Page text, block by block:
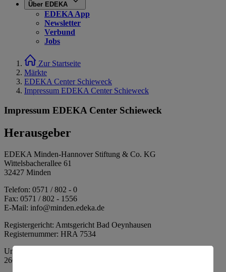
Über EDEKA
EDEKA App
Newsletter
Verbund
Jobs
Zur Startseite
Märkte
EDEKA Center Schieweck
Impressum EDEKA Center Schieweck
Impressum EDEKA Center Schieweck
Herausgeber
EDEKA Minden-Hannover Stiftung & Co. KG
Wittelsbacherallee 61
32427 Minden
Telefon: 0571 / 802 - 0
Fax: 0571 / 802 - 1556
E-Mail: info@minden.edeka.de
Registergericht: Amtsgericht Bad Oeynhausen
Registernummer: HRA 7534
Umsatzsteuer-Identifikationsnummer gem. § 27a UStG: DE
266067317